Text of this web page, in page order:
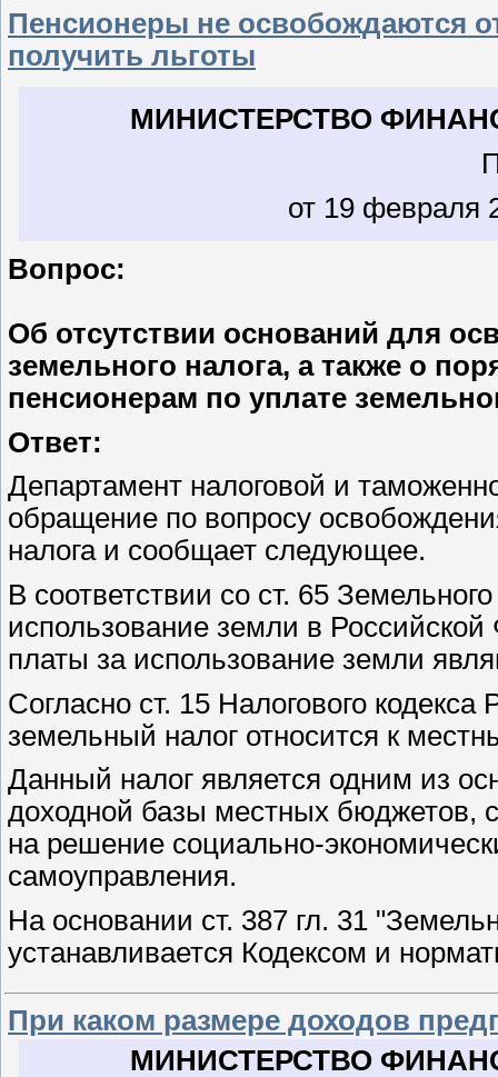
Пенсионеры не освобождаются
получить льготы
МИНИСТЕРСТВО
от 19 февраля
Вопрос:
Об отсутствии оснований для
земельного налога, а также о
пенсионерам по уплате
Ответ:
Департамент налоговой и
обращение по вопросу
налога и сообщает следующее.
В соответствии со ст. 65
использование земли в
платы за использование земли
Согласно ст. 15 Налогового
земельный налог относится к
Данный налог является одним из
доходной базы местных бюджетов,
на решение социально-
самоуправления.
На основании ст. 387 гл. 31
устанавливается Кодексом и
При каком размере доходов
МИНИСТЕРСТВО